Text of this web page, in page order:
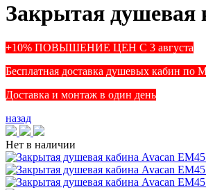
Закрытая душевая
+10% ПОВЫШЕНИЕ ЦЕН С 3 августа
Бесплатная доставка душевых кабин
Доставка и монтаж в один день
назад
Нет в наличии